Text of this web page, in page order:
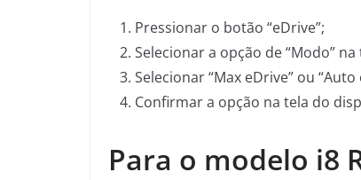
Pressionar o botão “eDrive”;
Selecionar a opção de “Modo”
Selecionar “Max eDrive” ou “Auto
Confirmar a opção na tela do
Para o modelo i8